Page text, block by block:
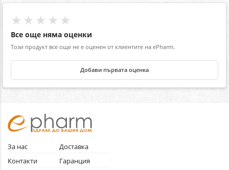
★★★★★
Все още няма оценки
Този продукт все още не е оценен от клиентите на ePharm.
Добави първата оценка
За нас
Контакти
Доставка
Гаранция